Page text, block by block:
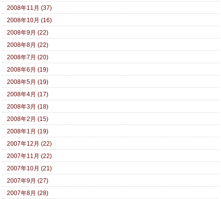
2008年11月 (37)
2008年10月 (16)
2008年9月 (22)
2008年8月 (22)
2008年7月 (20)
2008年6月 (19)
2008年5月 (19)
2008年4月 (17)
2008年3月 (18)
2008年2月 (15)
2008年1月 (19)
2007年12月 (22)
2007年11月 (22)
2007年10月 (21)
2007年9月 (27)
2007年8月 (28)